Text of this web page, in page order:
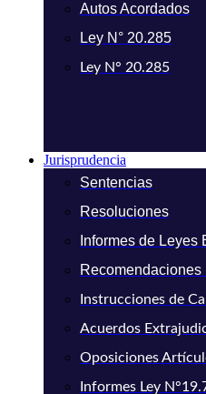
Autos Acordados
Ley N° 20.285
Ley N° 20.285
Jurisprudencia
Sentencias
Resoluciones
Informes de Leyes
Recomendaciones
Instrucciones de
Acuerdos
Oposiciones
Informes Ley